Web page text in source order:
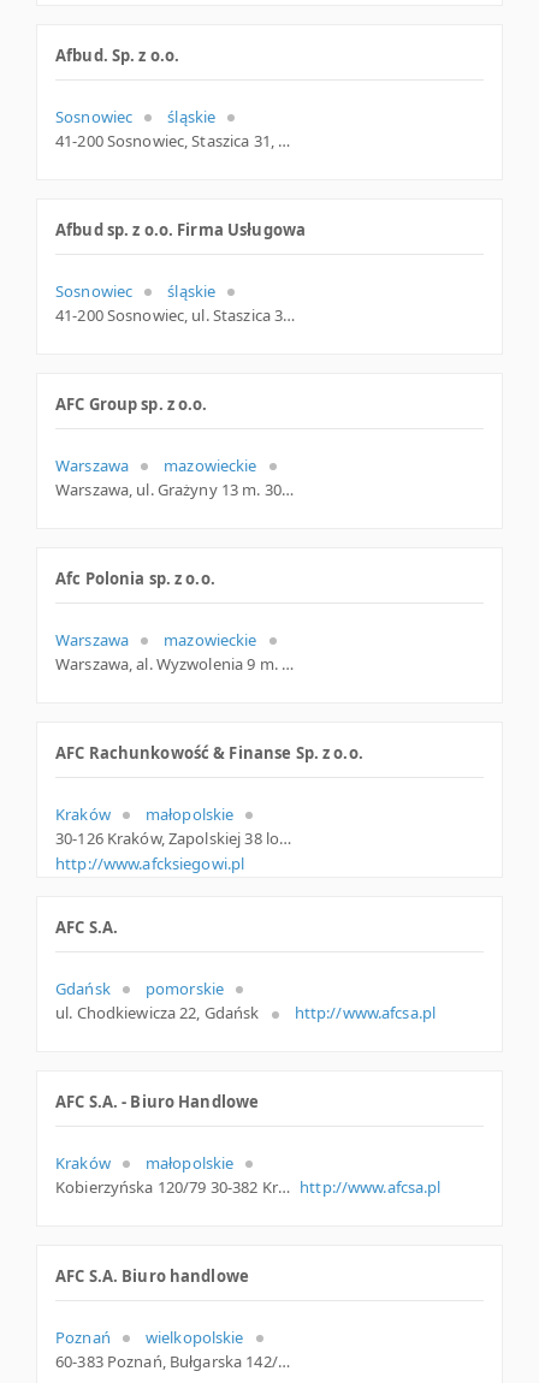
Afbud. Sp. z o.o.
Sosnowiec
śląskie
41-200 Sosnowiec, Staszica 31, woj. Śląskie, pow. Sosnowiec, gm. Sosnowiec
Afbud sp. z o.o. Firma Usługowa
Sosnowiec
śląskie
41-200 Sosnowiec, ul. Staszica 31, śląskie
AFC Group sp. z o.o.
Warszawa
mazowieckie
Warszawa, ul. Grażyny 13 m. 303, mazowieckie
Afc Polonia sp. z o.o.
Warszawa
mazowieckie
Warszawa, al. Wyzwolenia 9 m. 150, mazowieckie
AFC Rachunkowość & Finanse Sp. z o.o.
Kraków
małopolskie
30-126 Kraków, Zapolskiej 38 lok. 214, woj. Małopolskie, pow. Kraków, gm. Kraków
http://www.afcksiegowi.pl
AFC S.A.
Gdańsk
pomorskie
ul. Chodkiewicza 22, Gdańsk
http://www.afcsa.pl
AFC S.A. - Biuro Handlowe
Kraków
małopolskie
Kobierzyńska 120/79 30-382 Kraków Polska http://www.afcsa.pl
AFC S.A. Biuro handlowe
Poznań
wielkopolskie
60-383 Poznań, Bułgarska 142/2, woj. Wielkopolskie, pow. Poznań, gm. Poznań